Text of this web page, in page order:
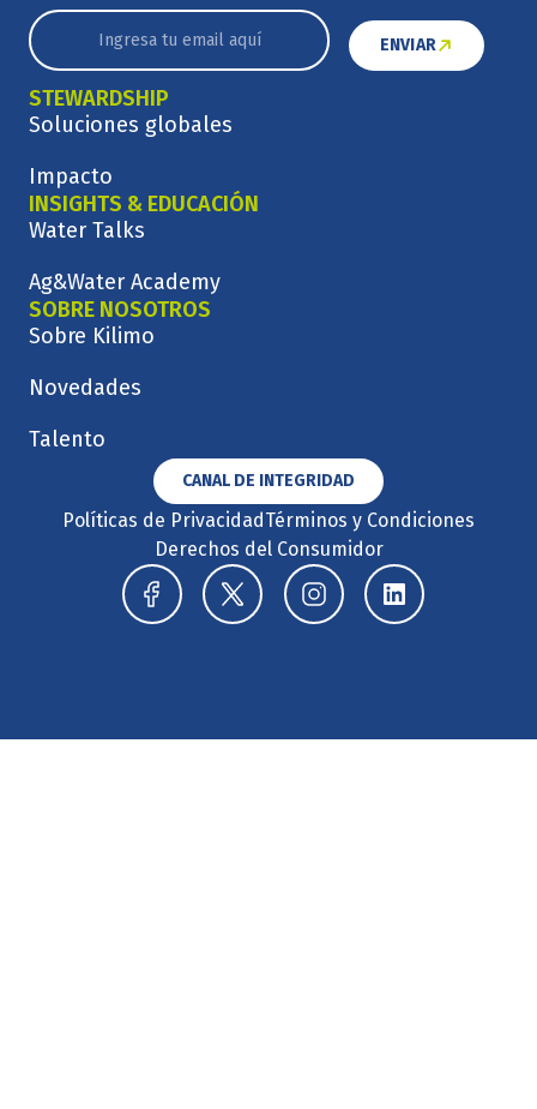
ENVIAR
STEWARDSHIP
Soluciones globales
Impacto
INSIGHTS & EDUCACIÓN
Water Talks
Ag&Water Academy
SOBRE NOSOTROS
Sobre Kilimo
Novedades
Talento
CANAL DE INTEGRIDAD
Políticas de Privacidad Términos y Condiciones
Derechos del Consumidor